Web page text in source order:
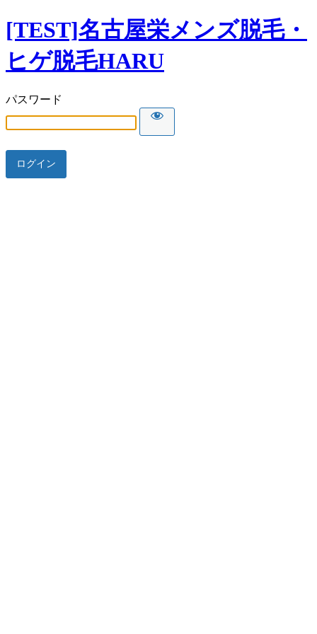
[TEST]名古屋栄メンズ脱毛・
ヒゲ脱毛HARU
パスワード